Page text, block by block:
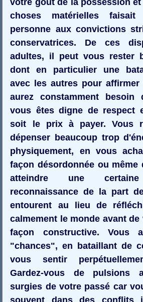
choses matérielles
personne aux convictions
conservatrices. De ces
adultes, il peut vous rester
dont en particulier une
avec les autres pour affirmer
aurez constamment besoin
vous êtes digne de respect
soit le prix à payer. Vous
dépenser beaucoup trop
physiquement, en vous
façon désordonnée ou même
atteindre une
reconnaissance de la part
entourent au lieu de
calmement le monde avant
façon constructive. Vous
"chances", en bataillant de
vous sentir
Gardez-vous de pulsions
surgies de votre passé car
souvent dans des conflits